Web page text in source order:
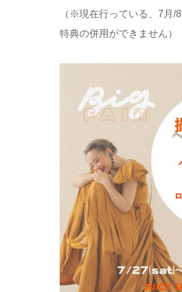
（※現在行っている、7月/
特典の併用ができません）